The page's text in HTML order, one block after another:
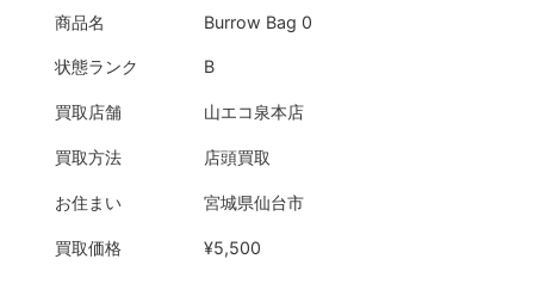
商品名 Burrow Bag 0
状態ランク B
買取店舗 山エコ泉本店
買取方法 店頭買取
お住まい 宮城県仙台市
買取価格 ¥5,500